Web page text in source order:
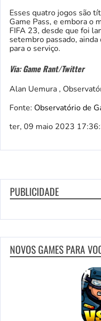
Esses quatro jogos são
Game Pass, e embora o
FIFA 23, desde que foi
setembro passado,
para o serviço.
Via: Game Rant/Twitter
Alan Uemura ,
Fonte: Observatório de
ter, 09 maio 2023
PUBLICIDADE
NOVOS GAMES PARA